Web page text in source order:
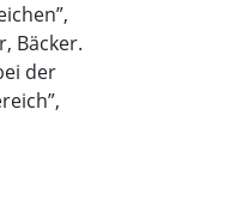
Bäcker.
der